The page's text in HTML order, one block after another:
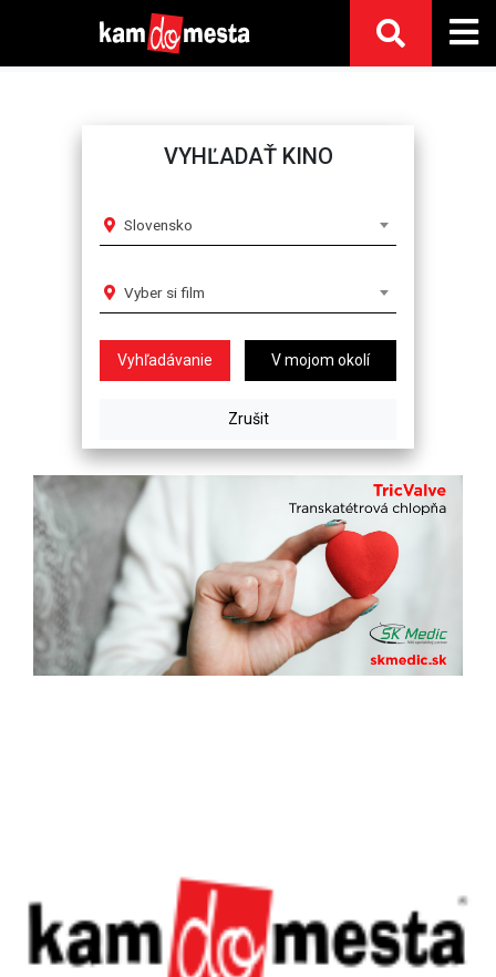
VYHĽADAŤ KINO
Slovensko
Vyber si film
V mojom okolí
Previous